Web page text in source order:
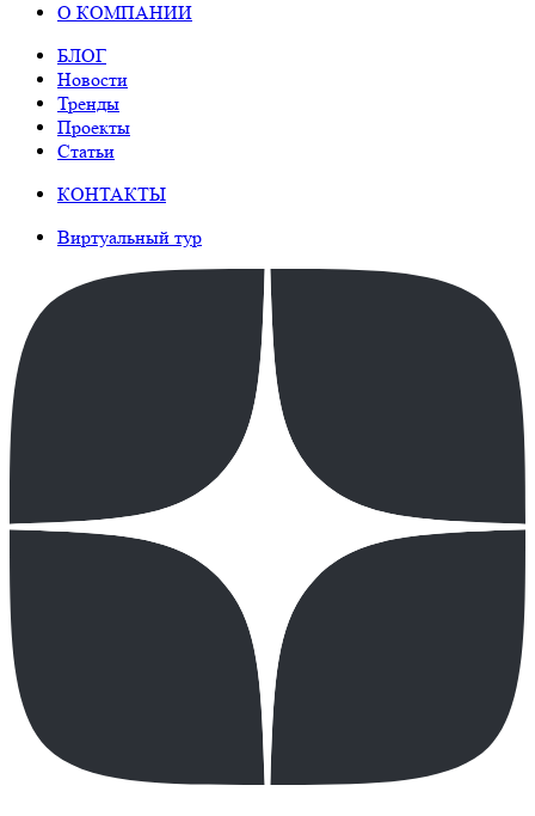
О КОМПАНИИ
БЛОГ
Новости
Тренды
Проекты
Статьи
КОНТАКТЫ
Виртуальный тур